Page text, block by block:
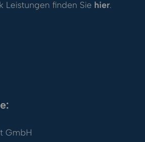
Leistungen finden Sie hier.
GmbH